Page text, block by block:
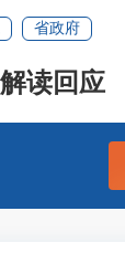
省政府
解读回应